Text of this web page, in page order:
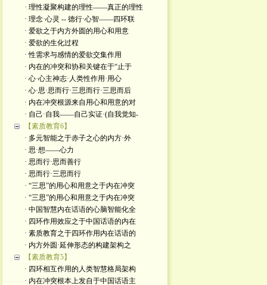
· 理性凝聚构建的理性——真正的理性
· 理念·心灵 -- 德行·心智——四环联
· 爱欲之于内方外圆的用心和用意
· 爱欲的生化过程
· 性需求与感情的爱欲交集作用
· 内在的冲突和协和关键在于“止于
· 心·心主神志·人类性作用·用心
· 心·思·思而行·三思而行·三思而后
· 内在冲突根源来自用心和用意的对
· 自己·自我——自己实证·(自我觉知-
【素质教育6】
· 多元智能之于赤子之心的内方·外
· 思·想——心力
· 思而行·思而善行
· 思而行·三思而行
· “三思”的用心和用意之于内在冲突
· “三思”的用心和用意之于内在冲突
· 中国智慧内在话语的心脑智能化全
· 四环作用效应之于中国话语的内在
· 素质教育之于四环作用内在话语的
· 内方外圆·延伸形态的构建架构之
【素质教育5】
· 四环相互作用的人类智慧格局架构
· 内在冲突根本上发自于中国话语主